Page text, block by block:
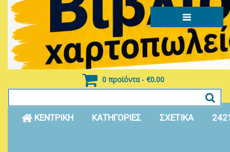
0 προϊόντα - €0.00
ΚΕΝΤΡΙΚΗ ΚΑΤΗΓΟΡΙΕΣ ΣΧΕΤΙΚΑ